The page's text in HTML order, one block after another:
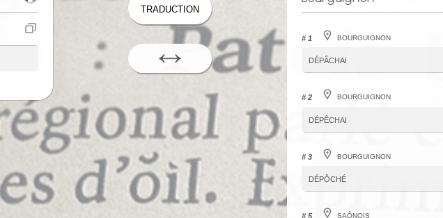
Traduction
# 1 Bourguignon
dépâchai
# 2 Bourguignon
dépêchai
# 3 Bourguignon
dépôché
# 5 Saônois